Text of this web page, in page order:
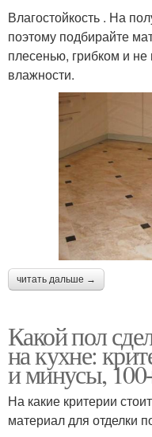
Влагостойкость . На
поэтому подбирайте
плесенью, грибком и
влажности.
читать дальше →
Какой пол
на кухне:
и минусы,
На какие критерии
материал для отделки